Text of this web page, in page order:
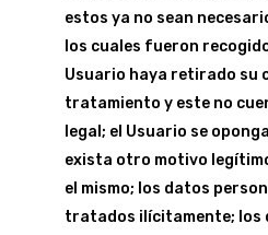
estos ya no sean
los cuales fueron
Usuario haya retirado su
tratamiento y este no
legal; el Usuario se
exista otro motivo
el mismo; los datos
tratados ilícitamente; los